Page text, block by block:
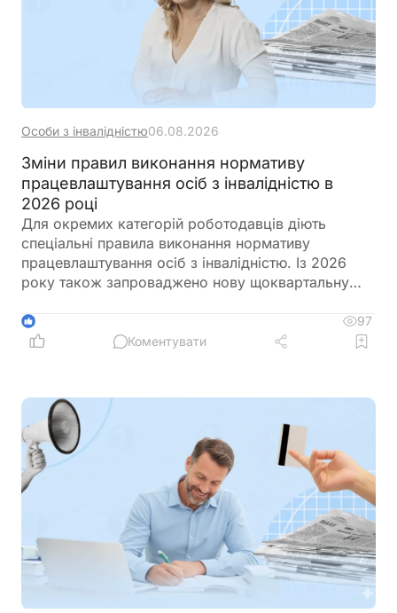
Особи з інвалідністю06.08.2026
Зміни правил виконання нормативу
працевлаштування осіб з інвалідністю в
2026 році
Для окремих категорій роботодавців діють
спеціальні правила виконання нормативу
працевлаштування осіб з інвалідністю. Із 2026
року також запроваджено нову щоквартальну
внеску у разі невиконання нормативу
1
97
Коментувати